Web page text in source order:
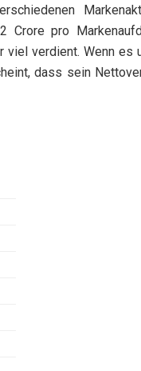
Crore pro
viel verdient. Wenn
dass sein